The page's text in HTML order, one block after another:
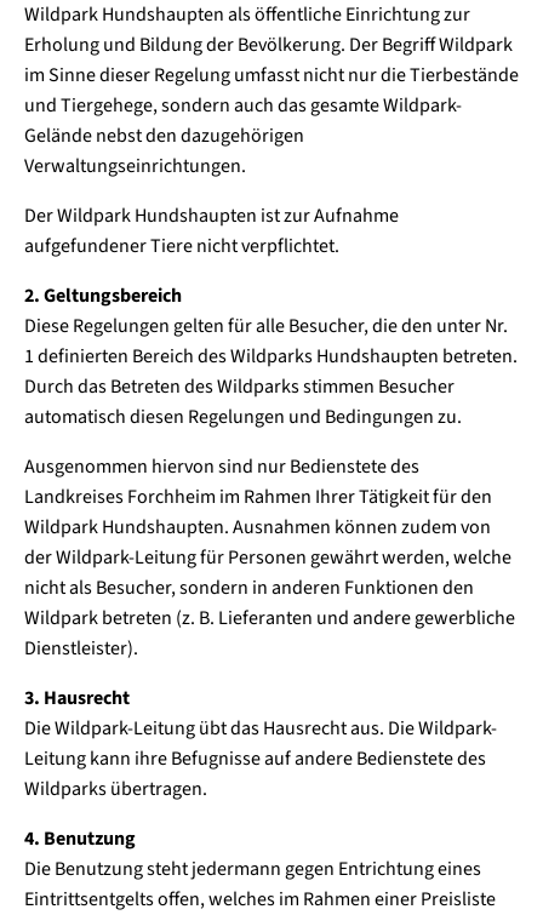
Wildpark Hundshaupten als öffentliche Einrichtung zur
Erholung und Bildung der Bevölkerung. Der Begriff Wildpark
im Sinne dieser Regelung umfasst nicht nur die Tierbestände
und Tiergehege, sondern auch das gesamte Wildpark-
Gelände nebst den dazugehörigen
Verwaltungseinrichtungen.
Der Wildpark Hundshaupten ist zur Aufnahme
aufgefundener Tiere nicht verpflichtet.
2. Geltungsbereich
Diese Regelungen gelten für alle Besucher, die den unter Nr.
1 definierten Bereich des Wildparks Hundshaupten betreten.
Durch das Betreten des Wildparks stimmen Besucher
automatisch diesen Regelungen und Bedingungen zu.
Ausgenommen hiervon sind nur Bedienstete des
Landkreises Forchheim im Rahmen Ihrer Tätigkeit für den
Wildpark Hundshaupten. Ausnahmen können zudem von
der Wildpark-Leitung für Personen gewährt werden, welche
nicht als Besucher, sondern in anderen Funktionen den
Wildpark betreten (z. B. Lieferanten und andere gewerbliche
Dienstleister).
3. Hausrecht
Die Wildpark-Leitung übt das Hausrecht aus. Die Wildpark-
Leitung kann ihre Befugnisse auf andere Bedienstete des
Wildparks übertragen.
4. Benutzung
Die Benutzung steht jedermann gegen Entrichtung eines
Eintrittsentgelts offen, welches im Rahmen einer Preisliste